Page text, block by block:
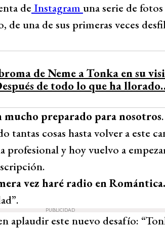
de Instagram una serie de
una de sus primeras veces
de Neme a Tonka en su
de todo lo que ha
preparado para nosotros
tantas cosas hasta volver a este
profesional y hoy vuelvo a
vez haré radio en Romántica.
PUBLICIDAD
aplaudir este nuevo desafío: